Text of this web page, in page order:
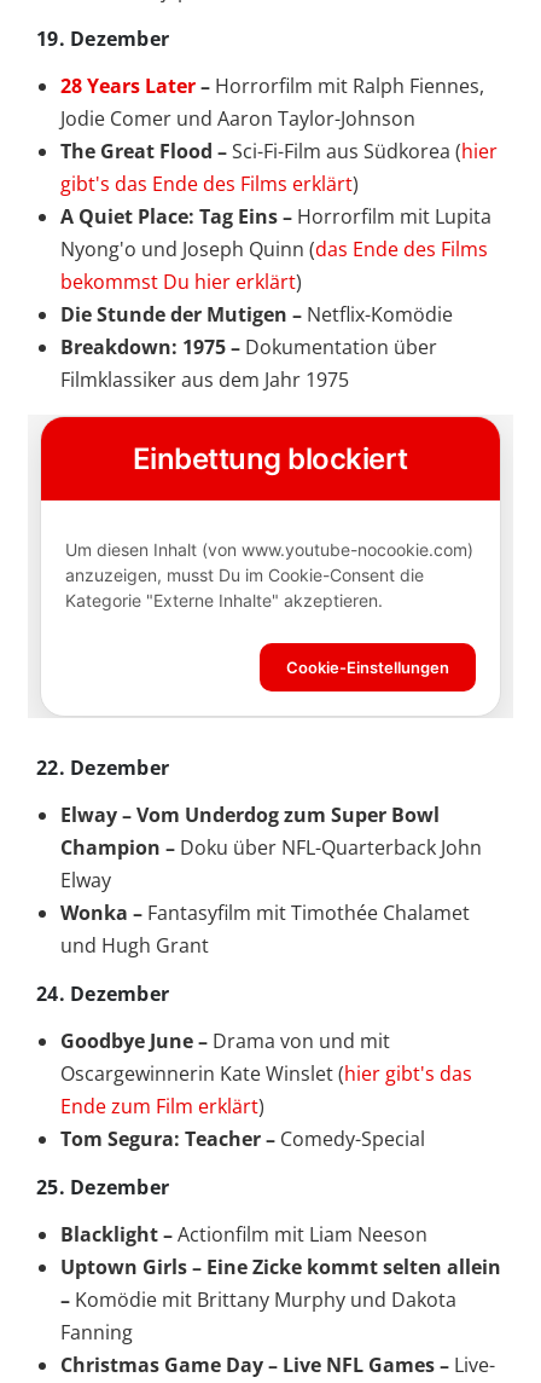
19. Dezember
28 Years Later– Horrorfilm mit Ralph Fiennes,
Jodie Comer und Aaron Taylor-Johnson
The Great Flood –Sci-Fi-Film aus Südkorea (hier
gibt's das Ende des Films erklärt)
A Quiet Place: Tag Eins – Horrorfilm mit Lupita
Nyong'o und Joseph Quinn (das Ende des Films
bekommst Du hier erklärt)
Die Stunde der Mutigen – Netflix-Komödie
Breakdown: 1975 – Dokumentation über
Filmklassiker aus dem Jahr 1975
22. Dezember
Elway – Vom Underdog zum Super Bowl
Champion – Doku über NFL-Quarterback John
Elway
Wonka – Fantasyfilm mit Timothée Chalamet
und Hugh Grant
24. Dezember
Goodbye June – Drama von und mit
Oscargewinnerin Kate Winslet (hier gibt's das
Ende zum Film erklärt)
Tom Segura: Teacher – Comedy-Special
25. Dezember
Blacklight –Actionfilm mit Liam Neeson
Uptown Girls – Eine Zicke kommt selten allein
– Komödie mit Brittany Murphy und Dakota
Fanning
Christmas Game Day – Live NFL Games – Live-